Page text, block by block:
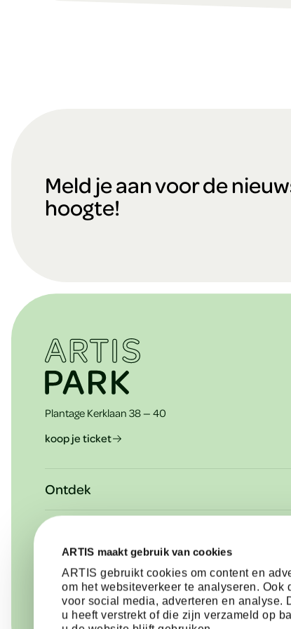
ARTIS maakt gebruik van cookies
ARTIS gebruikt cookies om content en
om het websiteverkeer te analyseren.
voor social media, adverteren en analyse.
u heeft verstrekt of die zijn verzameld op
t
Meld je aan voor de
hoogte!
Plantage Kerklaan 38 — 40
koop je ticket
Ontdek
Plan je bezoek
ARTIS-lidmaatschap
Te zien in ARTIS-Park
Dagagenda & speciale programma's
Werken bij
Nieuws uit ARTIS
Pers
Hulp nodig?
Contact & informatie
Veelgestelde vragen